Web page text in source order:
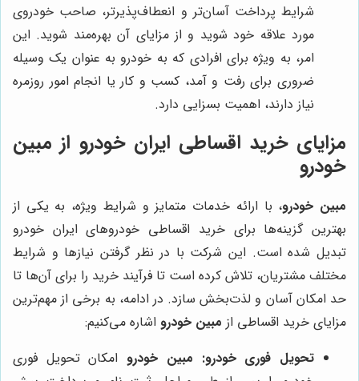
شرایط پرداخت آسان‌تر و انعطاف‌پذیرتر، صاحب خودروی
مورد علاقه خود شوید و از مزایای آن بهره‌مند شوید. این
امر، به ویژه برای افرادی که به خودرو به عنوان یک وسیله
ضروری برای رفت و آمد، کسب و کار یا انجام امور روزمره
نیاز دارند، اهمیت بسزایی دارد.
مزایای خرید اقساطی ایران خودرو از مبین
خودرو
مبین خودرو، با ارائه خدمات متمایز و شرایط ویژه، به یکی از
بهترین گزینه‌ها برای خرید اقساطی خودروهای ایران خودرو
تبدیل شده است. این شرکت با در نظر گرفتن نیازها و شرایط
مختلف مشتریان، تلاش کرده است تا فرآیند خرید را برای آن‌ها تا
حد امکان آسان و لذت‌بخش سازد. در ادامه، به برخی از مهم‌ترین
مزایای خرید اقساطی از مبین خودرو اشاره می‌کنیم:
تحویل فوری خودرو: مبین خودرو امکان تحویل فوری